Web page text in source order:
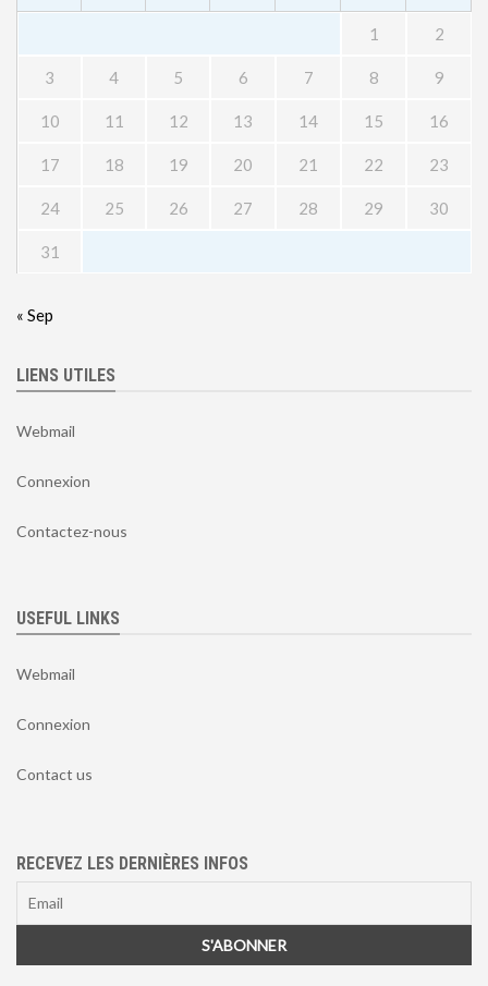
1 2
3 4 5 6 7 8 9
10 11 12 13 14 15 16
17 18 19 20 21 22 23
24 25 26 27 28 29 30
31
« Sep
LIENS UTILES
Webmail
Connexion
Contactez-nous
USEFUL LINKS
Webmail
Connexion
Contact us
RECEVEZ LES DERNIÈRES INFOS